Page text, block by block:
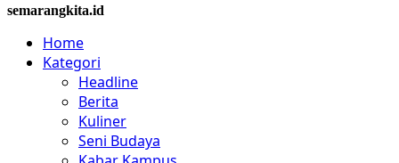
semarangkita.id
Home
Kategori
Headline
Berita
Kuliner
Seni Budaya